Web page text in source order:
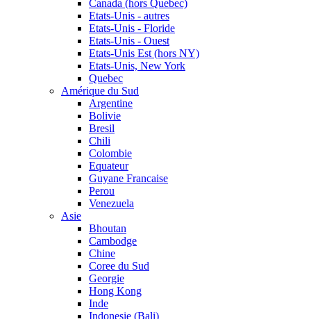
Canada (hors Quebec)
Etats-Unis - autres
Etats-Unis - Floride
Etats-Unis - Ouest
Etats-Unis Est (hors NY)
Etats-Unis, New York
Quebec
Amérique du Sud
Argentine
Bolivie
Bresil
Chili
Colombie
Equateur
Guyane Francaise
Perou
Venezuela
Asie
Bhoutan
Cambodge
Chine
Coree du Sud
Georgie
Hong Kong
Inde
Indonesie (Bali)